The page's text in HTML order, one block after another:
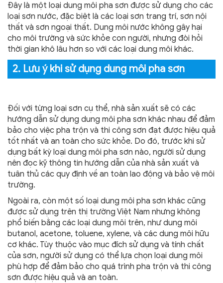
Đây là một loại dung môi pha sơn được sử dụng cho các
loại sơn nước, đặc biệt là các loại sơn trang trí, sơn nội
thất và sơn ngoại thất. Dung môi nước không gây hại
cho môi trường và sức khỏe con người, nhưng đòi hỏi
thời gian khô lâu hơn so với các loại dung môi khác.
2. Lưu ý khi sử dụng dung môi pha sơn
Đối với từng loại sơn cụ thể, nhà sản xuất sẽ có các
hướng dẫn sử dụng dung môi pha sơn khác nhau để đảm
bảo cho việc pha trộn và thi công sơn đạt được hiệu quả
tốt nhất và an toàn cho sức khỏe. Do đó, trước khi sử
dụng bất kỳ loại dung môi pha sơn nào, người sử dụng
nên đọc kỹ thông tin hướng dẫn của nhà sản xuất và
tuân thủ các quy định về an toàn lao động và bảo vệ môi
trường.
Ngoài ra, còn một số loại dung môi pha sơn khác cũng
được sử dụng trên thị trường Việt Nam nhưng không
phổ biến bằng các loại dung môi trên, như dung môi
butanol, acetone, toluene, xylene, và các dung môi hữu
cơ khác. Tùy thuộc vào mục đích sử dụng và tính chất
của sơn, người sử dụng có thể lựa chọn loại dung môi
phù hợp để đảm bảo cho quá trình pha trộn và thi công
sơn được hiệu quả và an toàn.